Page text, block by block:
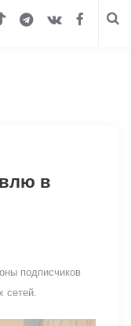
в
подписчиков
сетей.